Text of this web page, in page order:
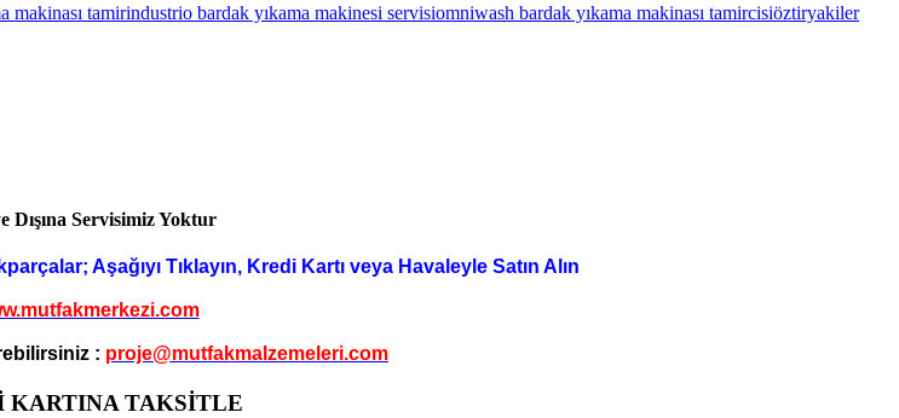
makinası tamirindustrio bardak yıkama makinesi servisiomniwash bardak yıkama makinası tamircisiöztiryakiler
Dışına Servisimiz Yoktur
Aşağıyı Tıklayın, Kredi Kartı veya Havaleyle Satın Alın
: proje@mutfakmalzemeleri.com
KARTINA TAKSİTLE